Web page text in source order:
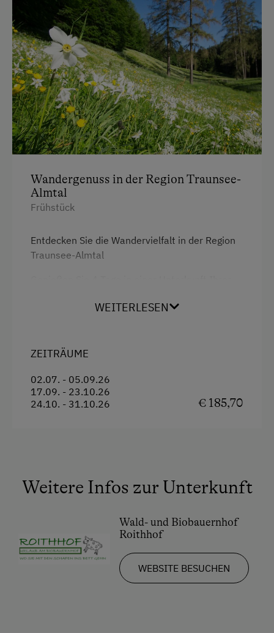
Toilette
Wasserkocher
Küche
Küchenausstattung
Kühlschrank
Haupthaus
Neubau
Einzelbett
Wandergenuss in der Region Traunsee-
Almtal
Frühstück
Entdecken Sie die Wandervielfalt in der Region
Traunsee-Almtal
entdecken Sie unsere faszinierende Bergwelt!
Wer die Landschaft rund um den herrlichen
sich dieses praktische
entgehen lassen! Es erwartet Sie ein sportlicher
Rucksack der Marke McKinley sowie eine
Wanderrucksack der Marke McKinley mit
Almjause - Wertgutschein
Salzkammergut Sommercard
WEITERLESEN
ZEITRÄUME
02.07. - 05.09.26
17.09. - 23.10.26
24.10. - 31.10.26
€ 185,70
Weitere Infos zur Unterkunft
Wald- und Biobauernhof
Roithhof
WEBSITE BESUCHEN